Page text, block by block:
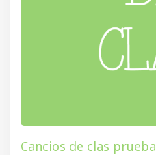
Cancios de clas prueba